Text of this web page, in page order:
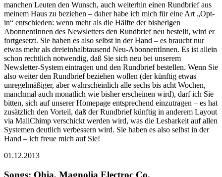
manchen Leuten den Wunsch, auch weiterhin einen Rundbrief aus
meinem Haus zu beziehen – daher habe ich mich für eine Art „Opt-
in“ entschieden: wenn mehr als die Hälfte der bisherigen
AbonnentInnen des Newsletters den Rundbrief neu bestellt, wird er
fortgesetzt. Sie haben es also selbst in der Hand – es braucht nur
etwas mehr als dreieinhalbtausend Neu-AbonnentInnen. Es ist allein
schon rechtlich notwendig, daß Sie sich neu bei unserem
Newsletter-System eintragen und den Rundbrief bestellen. Wenn Sie
also weiter den Rundbrief beziehen wollen (der künftig etwas
unregelmäßiger, aber wahrscheinlich alle sechs bis acht Wochen,
manchmal auch monatlich wie bisher erscheinen wird), darf ich Sie
bitten, sich auf unserer Homepage entsprechend einzutragen – es hat
zusätzlich den Vorteil, daß der Rundbrief künftig in anderem Layout
via MailChimp verschickt werden wird, was die Lesbarkeit auf allen
Systemen deutlich verbessern wird. Sie haben es also selbst in der
Hand – ich freue mich auf Sie!
01.12.2013
Songs: Ohia, Magnolia Electroc Co.